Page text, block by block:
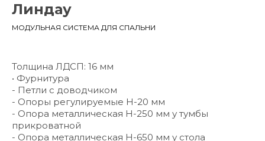
Линдау
МОДУЛЬНАЯ СИСТЕМА ДЛЯ СПАЛЬНИ
Толщина ЛДСП: 16 мм
• Фурнитура
- Петли с доводчиком
- Опоры регулируемые Н-20 мм
- Опора металлическая H-250 мм у тумбы
прикроватной
- Опора металлическая H-650 мм у стола